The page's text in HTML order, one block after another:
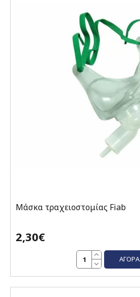
Μάσκα τραχειοστομίας Fiab
2,30€
ΑΓΟΡΆ